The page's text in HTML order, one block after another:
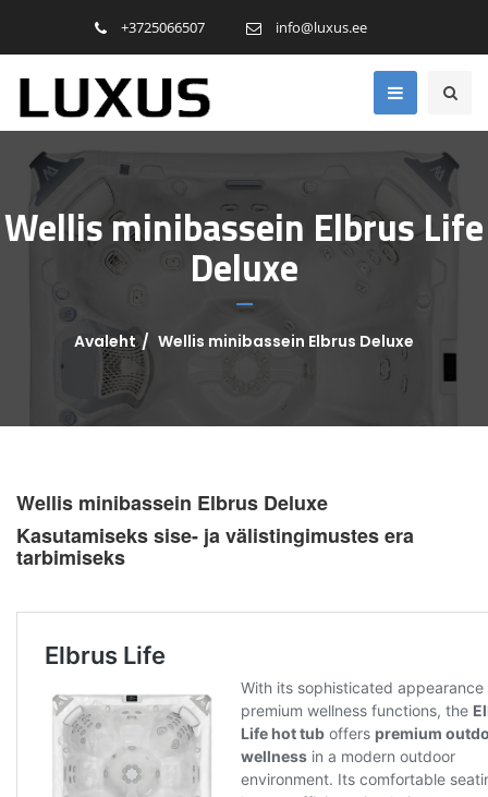
+3725066507 info@luxus.ee
Wellis minibassein Elbrus Life
Deluxe
Avaleht Wellis minibassein Elbrus Deluxe
Wellis minibassein Elbrus Deluxe
Kasutamiseks sise- ja välistingimustes era
tarbimiseks